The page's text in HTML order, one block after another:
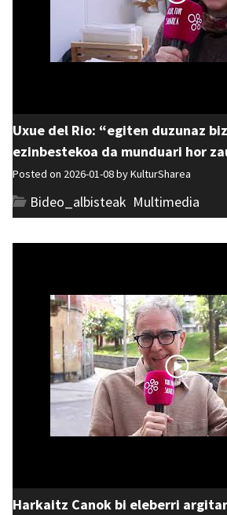
Uxue del Rio: “egiten duzunaz
ezinbestekoa da munduari hor
Posted on 2026-01-08 byKulturSharea
Bideo_albisteak Multimedia
Harkaitz Canok bi eleberri